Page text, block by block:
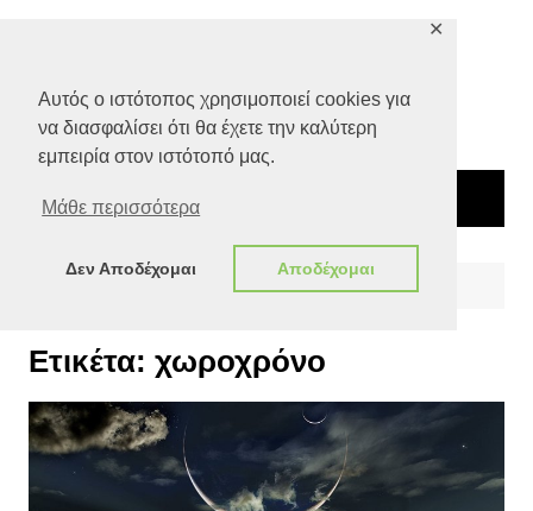
Αυτός ο ιστότοπος χρησιμοποιεί cookies για
να διασφαλίσει ότι θα έχετε την καλύτερη
εμπειρία στον ιστότοπό μας.
Μάθε περισσότερα
Δεν Αποδέχομαι Αποδέχομαι
✕
Ετικέτα: χωροχρόνο